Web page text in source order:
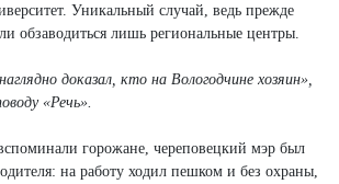
Уникальный случай, ведь прежде
обзаводиться лишь региональные центры.
доказал, кто на Вологодчине хозяин»,
«Речь».
горожане, череповецкий мэр был
на работу ходил пешком и без охраны,